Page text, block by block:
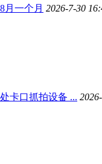
月一个月 2026-7-30
卡口抓拍设备 ...